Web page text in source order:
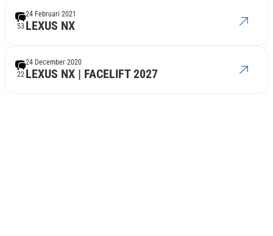
53 LEXUS NX
24 Februari 2021
22 LEXUS NX | FACELIFT 2027
24 December 2020